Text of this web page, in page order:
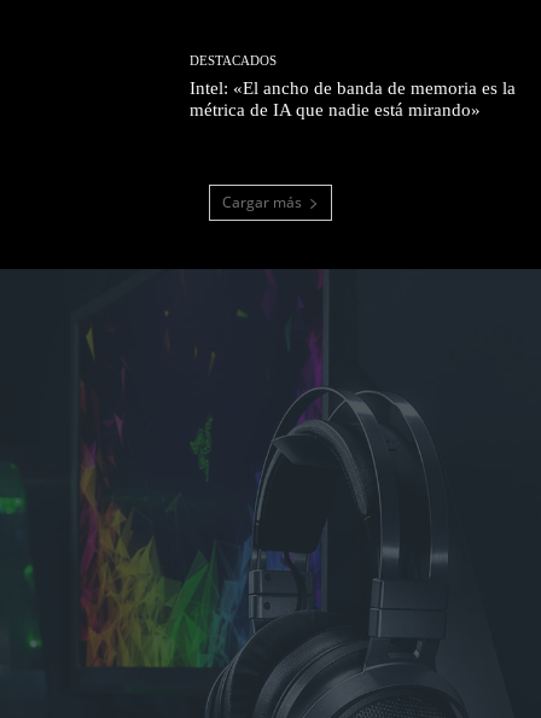
DESTACADOS
Intel: «El ancho de banda de memoria es la
métrica de IA que nadie está mirando»
Cargar más